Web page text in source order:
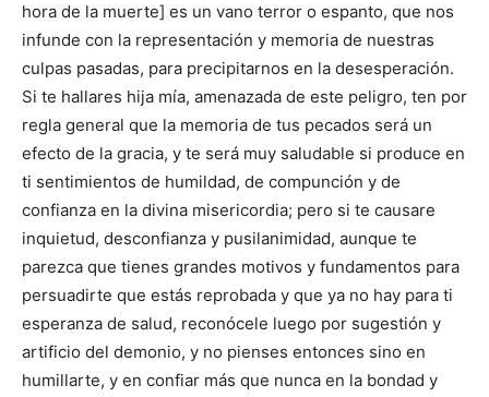
hora de la muerte] es un vano terror o espanto, que nos
infunde con la representación y memoria de nuestras
culpas pasadas, para precipitarnos en la desesperación.
Si te hallares hija mía, amenazada de este peligro, ten por
regla general que la memoria de tus pecados será un
efecto de la gracia, y te será muy saludable si produce en
ti sentimientos de humildad, de compunción y de
confianza en la divina misericordia; pero si te causare
inquietud, desconfianza y pusilanimidad, aunque te
parezca que tienes grandes motivos y fundamentos para
persuadirte que estás reprobada y que ya no hay para ti
esperanza de salud, reconócele luego por sugestión y
artificio del demonio, y no pienses entonces sino en
humillarte, y en confiar más que nunca en la bondad y